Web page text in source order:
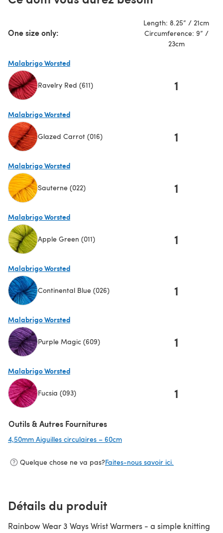
One size only:
Length: 8.25” / 21cm
Circumference: 9” /
23cm
Malabrigo Worsted
Ravelry Red (611) 1
Malabrigo Worsted
Glazed Carrot (016) 1
Malabrigo Worsted
Sauterne (022) 1
Malabrigo Worsted
Apple Green (011) 1
Malabrigo Worsted
Continental Blue (026) 1
Malabrigo Worsted
Purple Magic (609) 1
Malabrigo Worsted
Fucsia (093) 1
Outils & Autres Fournitures
4,50mm Aiguilles circulaires – 60cm
Quelque chose ne va pas?Faites-nous savoir ici.
Détails du produit
Rainbow Wear 3 Ways Wrist Warmers - a simple knitting